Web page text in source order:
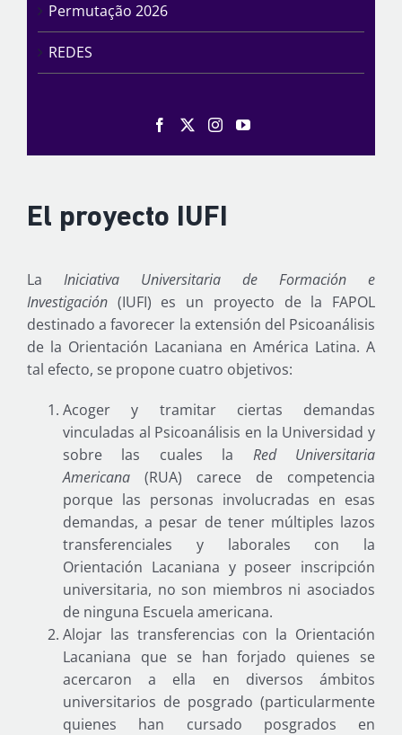
El proyecto IUFI
La Iniciativa Universitaria de Formación e
Investigación(IUFI) es un proyecto de la FAPOL
destinado a favorecer la extensión del Psicoanálisis
de la Orientación Lacaniana en América Latina. A
tal efecto, se propone cuatro objetivos:
Acoger y tramitar ciertas demandas
vinculadas al Psicoanálisis en la Universidad y
sobre las cuales la Red Universitaria
Americana(RUA) carece de competencia
porque las personas involucradas en esas
demandas, a pesar de tener múltiples lazos
transferenciales y laborales con la
Orientación Lacaniana y poseer inscripción
universitaria, no son miembros ni asociados
de ninguna Escuela americana.
Alojar las transferencias con la Orientación
Lacaniana que se han forjado quienes se
acercaron a ella en diversos ámbitos
universitarios de posgrado (particularmente
quienes han cursado posgrados en
Permutação 2026
REDES